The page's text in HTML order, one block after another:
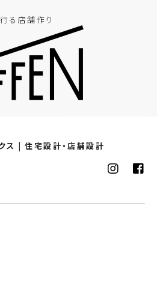
る店舗作り
ス | 住宅設計・店舗設計